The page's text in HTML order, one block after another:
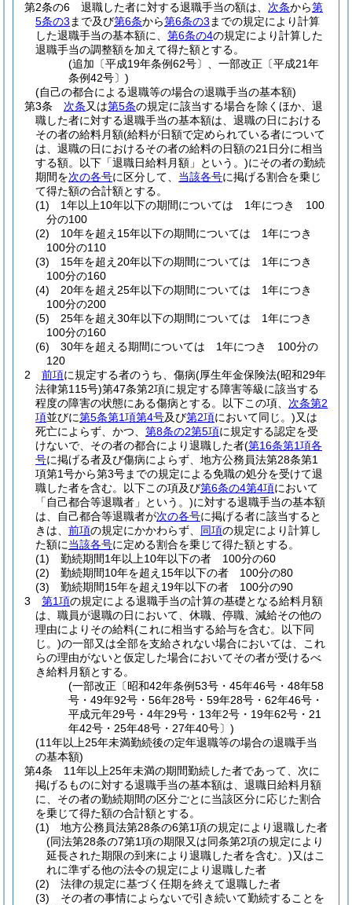
第2条の6
退職した者に対する退職手当の額は、 次条から第
5条の3 まで及び第6条から第6条の3 までの規定により計算
した退職手当の基本額に、 第6条の4の規定により計算した
退職手当の調整額を加えて得た額とする。
(追加〔平成19年条例62号〕、一部改正〔平成21年
条例42号〕)
(自己の都合による退職等の場合の退職手当の基本額)
第3条
次条又は第5条の規定に該当する場合を除くほか、退
職した者に対する退職手当の基本額は、退職の日における
その者の給料月額(給料が日額で定められている者について
は、退職の日におけるその者の給料の日額の21日分に相当
する額。以下「退職日給料月額」という。)にその者の勤続
期間を次の各号に区分して、 当該各号に掲げる割合を乗じ
て得た額の合計額とする。
(1)
1年以上10年以下の期間については 1年につき 100
分の100
(2)
10年を超え15年以下の期間については 1年につき
100分の110
(3)
15年を超え20年以下の期間については 1年につき
100分の160
(4)
20年を超え25年以下の期間については 1年につき
100分の200
(5)
25年を超え30年以下の期間については 1年につき
100分の160
(6)
30年を超える期間については 1年につき 100分の
120
2
前項に規定する者のうち、傷病(厚生年金保険法(昭和29年
法律第115号)第47条第2項に規定する障害等級に該当する
程度の障害の状態にある傷病とする。以下この項、 次条第2
項並びに第5条第1項第4号及び第2項において同じ。)又は
死亡によらず、かつ、 第8条の2第5項に規定する認定を受
けないで、その者の都合により退職した者(第16条第1項各
号に掲げる者及び傷病によらず、地方公務員法第28条第1
項第1号から第3号までの規定による免職の処分を受けて退
職した者を含む。以下この項及び第6条の4第4項において
「自己都合等退職者」という。)に対する退職手当の基本額
は、自己都合等退職者が次の各号に掲げる者に該当すると
きは、 前項の規定にかかわらず、 同項の規定により計算し
た額に当該各号に定める割合を乗じて得た額とする。
(1)
勤続期間1年以上10年以下の者 100分の60
(2)
勤続期間10年を超え15年以下の者 100分の80
(3)
勤続期間15年を超え19年以下の者 100分の90
3
第1項の規定による退職手当の計算の基礎となる給料月額
は、職員が退職の日において、休職、停職、減給その他の
理由によりその給料(これに相当する給与を含む。以下同
じ。)の一部又は全部を支給されない場合においては、これ
らの理由がないと仮定した場合においてその者が受けるべ
き給料月額とする。
(一部改正〔昭和42年条例53号・45年46号・48年58
号・49年92号・56年28号・59年28号・62年46号・
平成元年29号・4年29号・13年2号・19年62号・21
年42号・25年48号・27年40号〕)
(11年以上25年未満勤続後の定年退職等の場合の退職手当
の基本額)
第4条
11年以上25年未満の期間勤続した者であって、次に
掲げるものに対する退職手当の基本額は、退職日給料月額
に、その者の勤続期間の区分ごとに当該区分に応じた割合
を乗じて得た額の合計額とする。
(1)
地方公務員法第28条の6第1項の規定により退職した者
(同法第28条の7第1項の期限又は同条第2項の規定により
延長された期限の到来により退職した者を含む。)又はこ
れに準ずる他の法令の規定により退職した者
(2)
法律の規定に基づく任期を終えて退職した者
(3)
その者の事情によらないで引き続いて勤続することを